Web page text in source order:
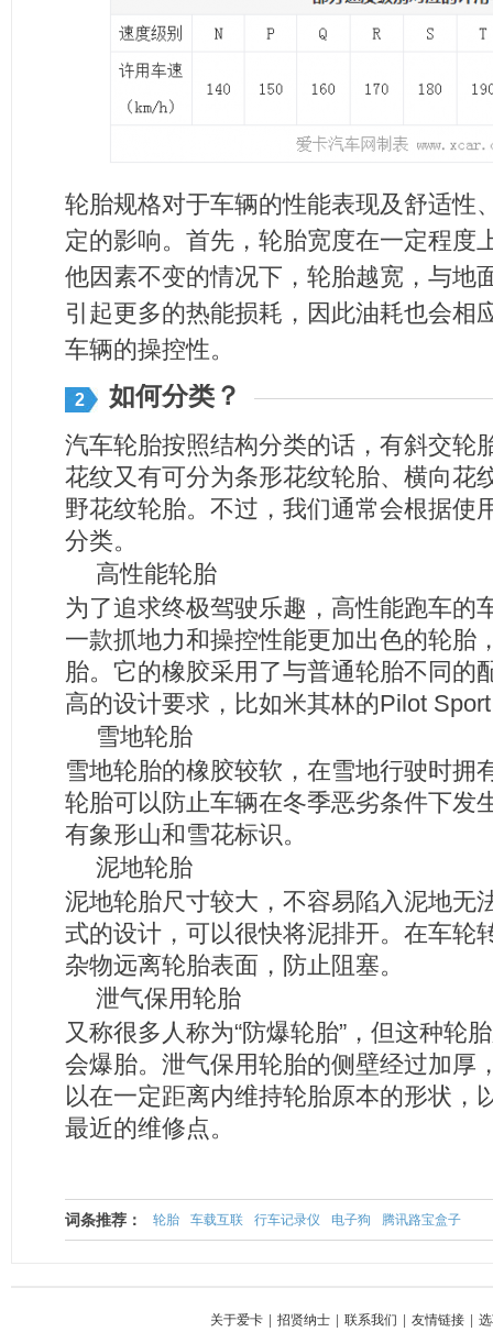
轮胎规格对于车辆的性能表现及舒适性
定的影响。首先，轮胎宽度在一定程度
他因素不变的情况下，轮胎越宽，与地
引起更多的热能损耗，因此油耗也会相
车辆的操控性。
2 如何分类？
汽车轮胎按照结构分类的话，有斜交轮
花纹又有可分为条形花纹轮胎、横向花
野花纹轮胎。不过，我们通常会根据使
分类。
高性能轮胎
为了追求终极驾驶乐趣，高性能跑车的
一款抓地力和操控性能更加出色的轮胎
胎。它的橡胶采用了与普通轮胎不同的
高的设计要求，比如米其林的Pilot
雪地轮胎
雪地轮胎的橡胶较软，在雪地行驶时拥
轮胎可以防止车辆在冬季恶劣条件下发
有象形山和雪花标识。
泥地轮胎
泥地轮胎尺寸较大，不容易陷入泥地无
式的设计，可以很快将泥排开。在车轮
杂物远离轮胎表面，防止阻塞。
泄气保用轮胎
又称很多人称为“防爆轮胎”，但这种轮
会爆胎。泄气保用轮胎的侧壁经过加厚
以在一定距离内维持轮胎原本的形状，
最近的维修点。
词条推荐： 轮胎 车载互联 行车记录仪 电子狗 腾讯路宝盒子
关于爱卡 招贤纳士 联系我们 友情链接